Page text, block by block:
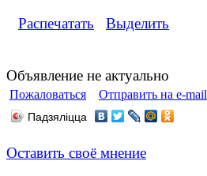
Распечатать Выделить
Объявление не актуально
Пожаловаться Отправить на e-mail
Падзяліцца
Оставить своё мнение